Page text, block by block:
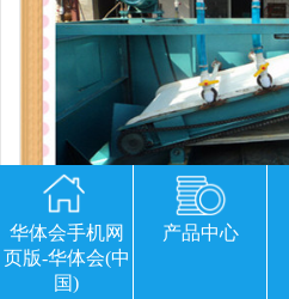
华体会手机网
页版-华体会(中
国)
产品中心